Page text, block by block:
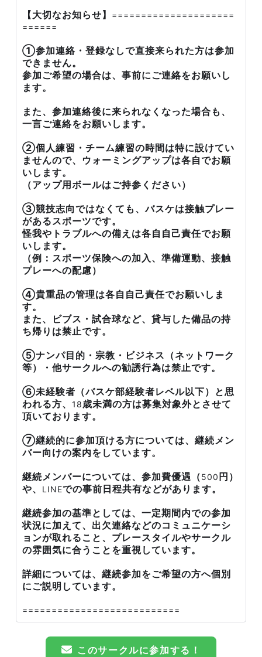
【大切なお知らせ】
=====================
======
①参加連絡・登録なしで直接来られた方は参加
できません。
参加ご希望の場合は、事前にご連絡をお願いし
ます。
また、参加連絡後に来られなくなった場合も、
一言ご連絡をお願いします。
②個人練習・チーム練習の時間は特に設けてい
ませんので、ウォーミングアップは各自でお願
いします。
（アップ用ボールはご持参ください）
③競技志向ではなくても、バスケは接触プレー
があるスポーツです。
怪我やトラブルへの備えは各自自己責任でお願
いします。
（例：スポーツ保険への加入、準備運動、接触
プレーへの配慮）
④貴重品の管理は各自自己責任でお願いしま
す。
また、ビブス・試合球など、貸与した備品の持
ち帰りは禁止です。
⑤ナンパ目的・宗教・ビジネス（ネットワーク
等）・他サークルへの勧誘行為は禁止です。
⑥未経験者（バスケ部経験者レベル以下）と思
われる方、 18歳未満の方は募集対象外とさせて
頂いております。
⑦継続的に参加頂ける方については、継続メン
バー向けの案内をしています。
継続メンバーについては、参加費優遇（500 円）
や、
LINEでの事前日程共有などがあります。
継続参加の基準としては、一定期間内での参加
状況に加えて、出欠連絡などのコミュニケーシ
ョンが取れること、プレースタイルやサークル
の雰囲気に合うことを重視しています。
詳細については、継続参加をご希望の方へ個別
にご説明しています。
===========================
このサークルに参加する！